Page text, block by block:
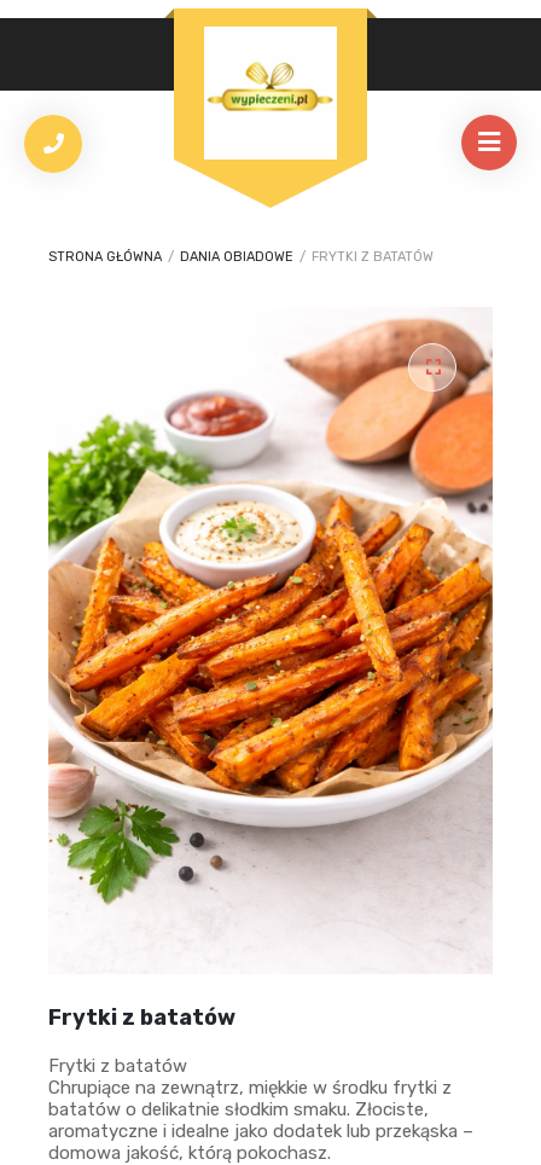
STRONA GŁÓWNA / DANIA OBIADOWE / FRYTKI Z BATATÓW
🔍
Frytki z batatów
Frytki z batatów
Chrupiące na zewnątrz, miękkie w środku frytki z
batatów o delikatnie słodkim smaku. Złociste,
aromatyczne i idealne jako dodatek lub przekąska –
domowa jakość, którą pokochasz.